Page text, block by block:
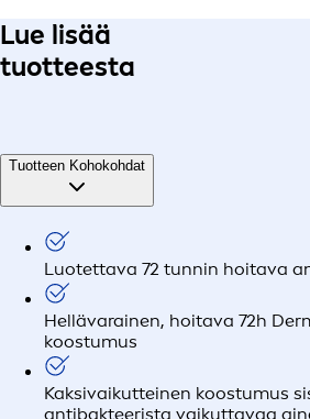
Lue lisää
tuotteesta
Tuotteen Kohokohdat
Luotettava 72 tunnin hoitava
Hellävarainen, hoitava 72h
koostumus
Kaksivaikutteinen koostumus
antibakteerista vaikuttavaa